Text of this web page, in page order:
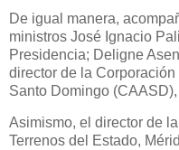
De igual manera,
ministros José Ignacio
Presidencia; Deligne
director de la
Santo Domingo
Asimismo, el director de
Terrenos del Estado,